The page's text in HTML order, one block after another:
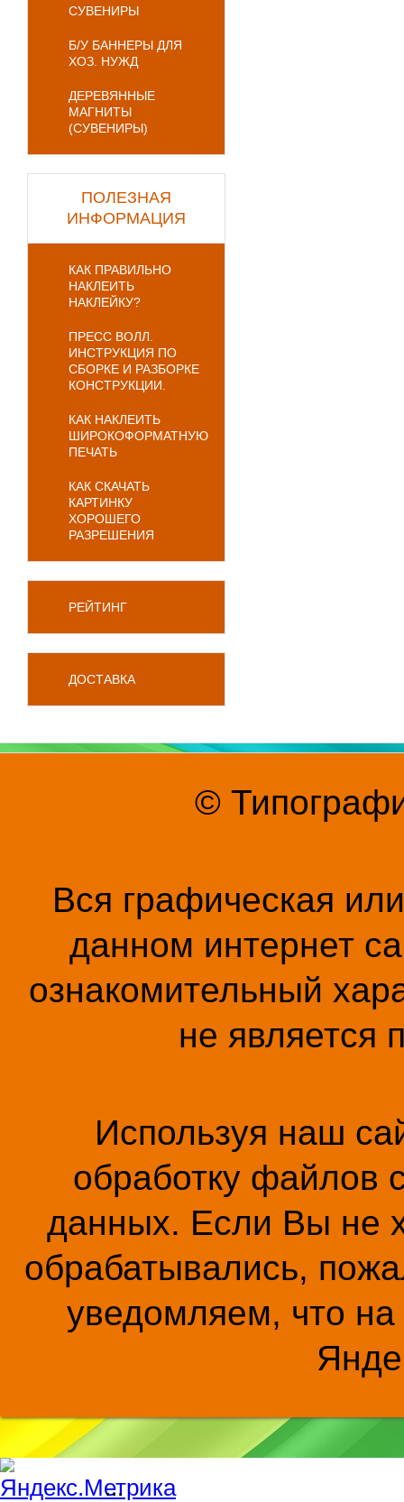
СУВЕНИРЫ
Б/У БАННЕРЫ ДЛЯ
ХОЗ. НУЖД
ДЕРЕВЯННЫЕ
МАГНИТЫ
(СУВЕНИРЫ)
ПОЛЕЗНАЯ
ИНФОРМАЦИЯ
КАК ПРАВИЛЬНО
НАКЛЕИТЬ
НАКЛЕЙКУ?
ПРЕСС ВОЛЛ.
ИНСТРУКЦИЯ ПО
СБОРКЕ И РАЗБОРКЕ
КОНСТРУКЦИИ.
КАК НАКЛЕИТЬ
ШИРОКОФОРМАТНУЮ
ПЕЧАТЬ
КАК СКАЧАТЬ
КАРТИНКУ
ХОРОШЕГО
РАЗРЕШЕНИЯ
РЕЙТИНГ
ДОСТАВКА
©
Вся графическая
данном интернет
ознакомительный
не является
Используя наш
обработку файлов
данных. Если Вы не
обрабатывались,
уведомляем, что на
...